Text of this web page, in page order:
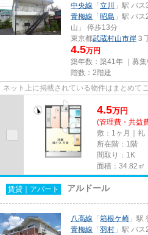
中央線 「立川
」駅 バ
青梅線 「昭島 」駅 バ
山」 停歩13分
東京都武蔵村山市岸 ３
4.5万円
築年数：築41年 ｜募集
階数：2階建
ネット上に掲載されている物件はまとめて
4.5万円
(管理費・共益
敷：1ヶ月｜礼
所在階：1階
間取り：1K
面積：34.82㎡
賃貸｜アパート アルドール
八高線 「箱根ケ崎 」駅
青梅線 「羽村 」駅 バ